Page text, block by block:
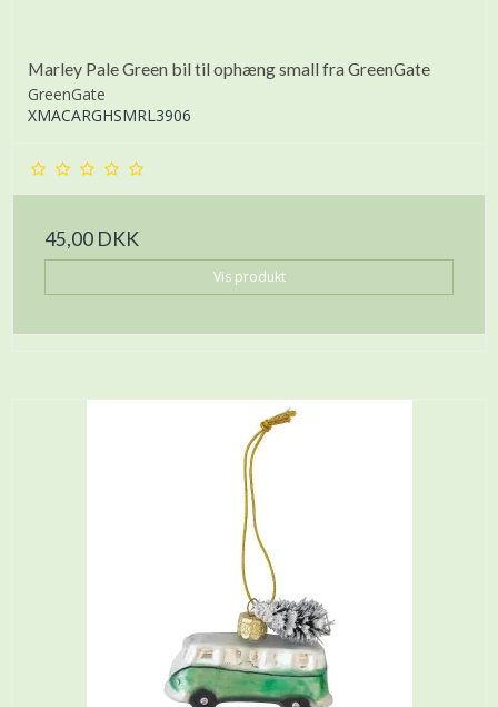
Marley Pale Green bil til ophæng small fra GreenGate
GreenGate
XMACARGHSMRL3906
45,00 DKK
Vis produkt